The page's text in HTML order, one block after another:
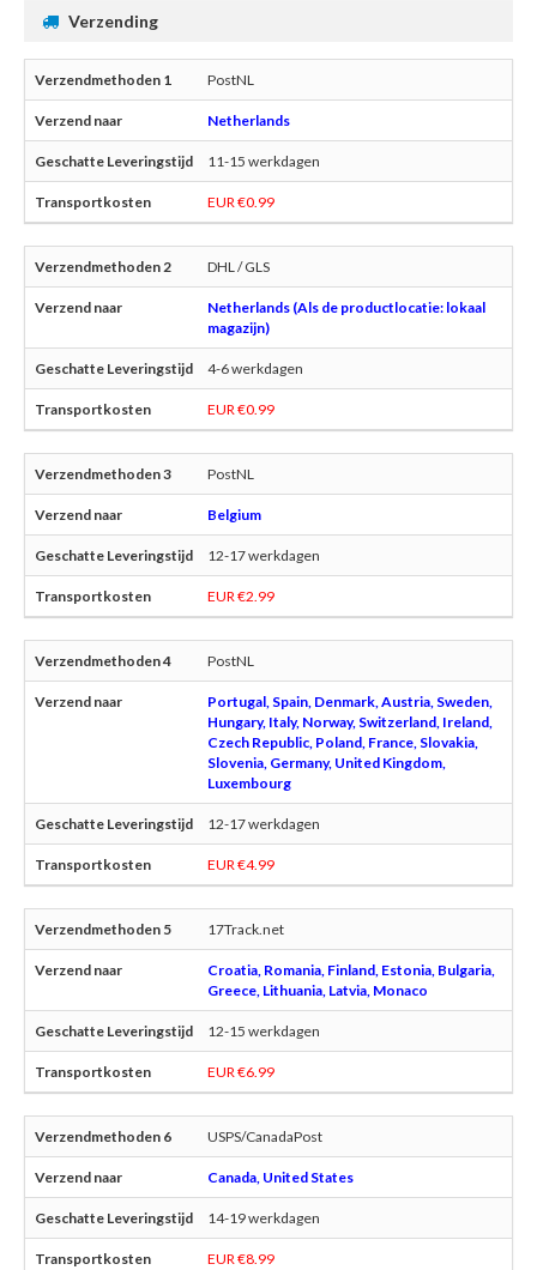
Verzending
PostNL
Netherlands
11-15 werkdagen
EUR €0.99
DHL / GLS
Netherlands (Als de productlocatie: lokaal
magazijn)
4-6 werkdagen
EUR €0.99
PostNL
Belgium
12-17 werkdagen
EUR €2.99
PostNL
Portugal, Spain, Denmark, Austria, Sweden,
Hungary, Italy, Norway, Switzerland, Ireland,
Czech Republic, Poland, France, Slovakia,
Slovenia, Germany, United Kingdom,
Luxembourg
12-17 werkdagen
EUR €4.99
17Track.net
Croatia, Romania, Finland, Estonia, Bulgaria,
Greece, Lithuania, Latvia, Monaco
12-15 werkdagen
EUR €6.99
USPS/CanadaPost
Canada, United States
14-19 werkdagen
EUR €8.99